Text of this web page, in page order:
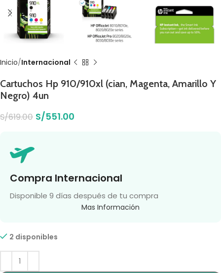
Inicio Internacional
Cartuchos Hp 910/910xl (cian, Magenta, Amarillo Y
Negro) 4un
S/619.00 S/551.00
Compra Internacional
Disponible 9 días después de tu compra
Mas Información
2 disponibles